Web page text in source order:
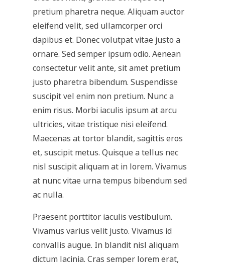
pretium pharetra neque. Aliquam auctor
eleifend velit, sed ullamcorper orci
dapibus et. Donec volutpat vitae justo a
ornare. Sed semper ipsum odio. Aenean
consectetur velit ante, sit amet pretium
justo pharetra bibendum. Suspendisse
suscipit vel enim non pretium. Nunc a
enim risus. Morbi iaculis ipsum at arcu
ultricies, vitae tristique nisi eleifend.
Maecenas at tortor blandit, sagittis eros
et, suscipit metus. Quisque a tellus nec
nisl suscipit aliquam at in lorem. Vivamus
at nunc vitae urna tempus bibendum sed
ac nulla.
Praesent porttitor iaculis vestibulum.
Vivamus varius velit justo. Vivamus id
convallis augue. In blandit nisl aliquam
dictum lacinia. Cras semper lorem erat,